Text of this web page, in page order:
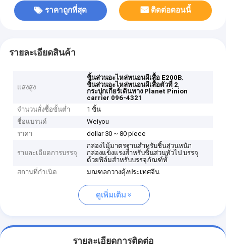
ราคาถูกที่สุด ติดต่อตอนนี้
รายละเอียดสินค้า
แสงสูง
ชิ้นส่วนอะไหล่หนอนผีเสื้อ E200B,
ชิ้นส่วนอะไหล่หนอนผีเสื้อตัวที่ 2,
กระปุกเกียร์เดินทาง Planet Pinion
carrier 096-4321
จำนวนสั่งซื้อขั้นต่ำ
1 ชิ้น
ชื่อแบรนด์
Weiyou
ราคา
dollar 30 ~ 80 piece
รายละเอียดการบรรจุ
กล่องไม้มาตรฐานสำหรับชิ้นส่วนหนัก
กล่องแข็งแรงสำหรับชิ้นส่วนทั่วไป บรรจุ
ด้วยฟิล์มสำหรับบรรจุภัณฑ์ทั้
สถานที่กำเนิด
มณฑลกวางตุ้งประเทศจีน
ดูเพิ่มเติม
รายละเอียดการติดต่อ